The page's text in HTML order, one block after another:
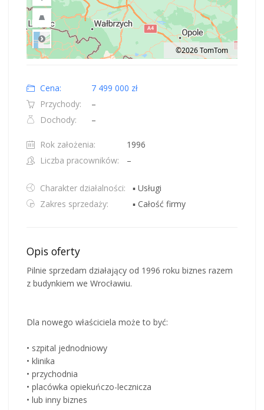
Road
©2026 TomTom
Cena:
7 499 000 zł
Przychody:
–
Dochody:
–
Rok założenia:
1996
Liczba pracowników:
–
Charakter działalności:
▪ Usługi
Zakres sprzedaży:
▪ Całość firmy
Opis oferty
Pilnie sprzedam działający od 1996 roku biznes razem
z budynkiem we Wrocławiu.
Dla nowego właściciela może to być:
• szpital jednodniowy
• klinika
• przychodnia
• placówka opiekuńczo-lecznicza
• lub inny biznes